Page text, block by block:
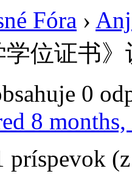
Fóra ›
学位证书
0
8 months,
príspevok